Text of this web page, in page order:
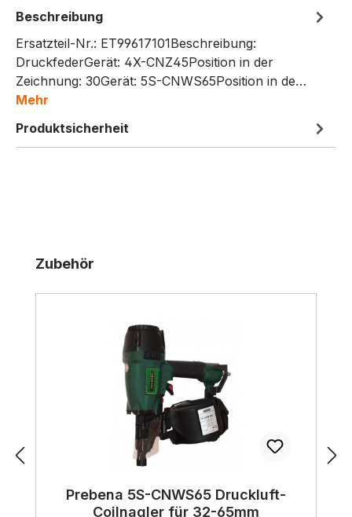
Beschreibung
Ersatzteil-Nr.: ET99617101Beschreibung:
DruckfederGerät: 4X-CNZ45Position in der
Zeichnung: 30Gerät: 5S-CNWS65Position in de…
Mehr
Produktsicherheit
Produktgalerie überspringen
Zubehör
Prebena 5S-CNWS65 Druckluft-
Coilnagler für 32-65mm